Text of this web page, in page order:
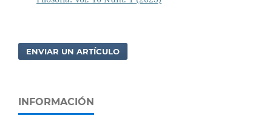
ENVIAR UN ARTÍCULO
INFORMACIÓN